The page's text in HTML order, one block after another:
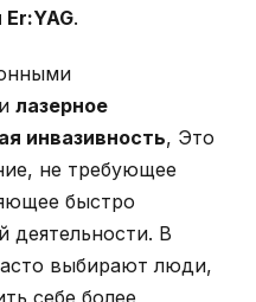
.
лазерное
инвазивность, Это
не требующее
быстро
деятельности. В
выбирают люди,